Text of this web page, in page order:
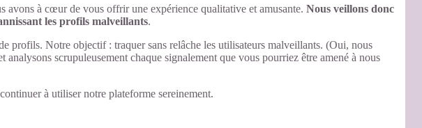
avons à cœur de vous offrir une expérience qualitative et amusante. Nous veillons donc
les profils malveillants.
profils. Notre objectif : traquer sans relâche les utilisateurs malveillants. (Oui, nous
scrupuleusement chaque signalement que vous pourriez être amené à nous
à utiliser notre plateforme sereinement.